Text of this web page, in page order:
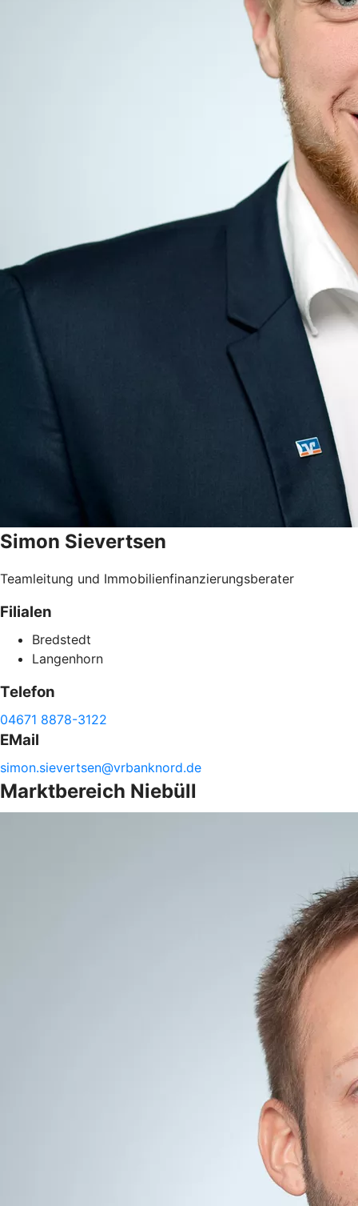
Simon Sievertsen
Teamleitung und Immobilienfinanzierungsberater
Filialen
Bredstedt
Langenhorn
Telefon
04671 8878-3122
EMail
simon.sievertsen@vrbanknord.de
Marktbereich Niebüll